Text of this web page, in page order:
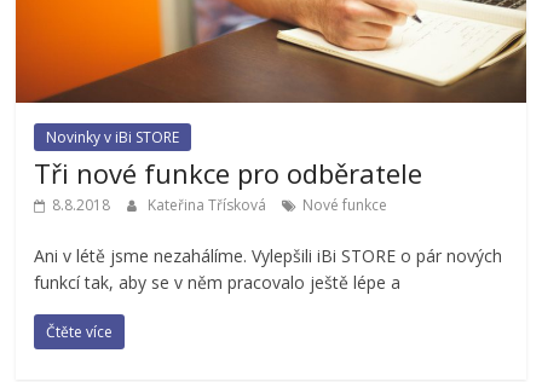
Novinky v iBi STORE
Tři nové funkce pro odběratele
8.8.2018 Kateřina Třísková Nové funkce
Ani v létě jsme nezahálíme. Vylepšili iBi STORE o pár nových
funkcí tak, aby se v něm pracovalo ještě lépe a
Čtěte více